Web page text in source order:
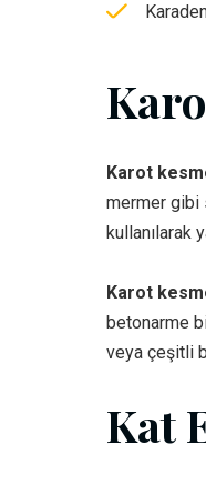
Karot
mermer gibi
kullanılarak
Karot
betonarme
veya çeşitli
Kat